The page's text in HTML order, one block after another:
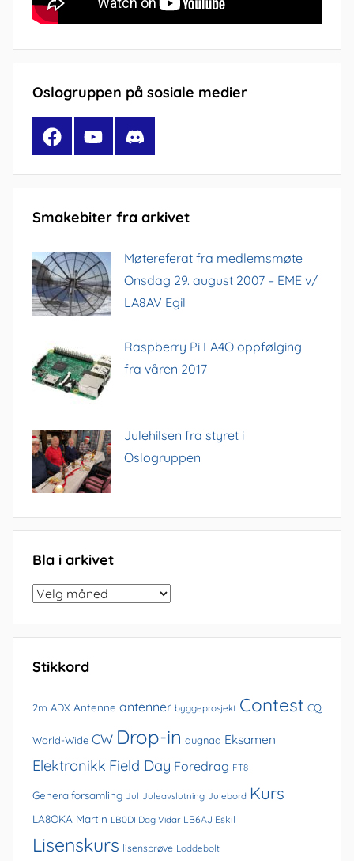
Oslogruppen på sosiale medier
FacebookYouTubeDiscord
Smakebiter fra arkivet
Møtereferat fra medlemsmøte
Onsdag 29. august 2007 – EME v/
LA8AV Egil
Raspberry Pi LA4O oppfølging
fra våren 2017
Julehilsen fra styret i
Oslogruppen
Bla i arkivet
Bla
arkivet
Stikkord
2m ADX Antenne antenner byggeprosjekt Contest CQ
World-Wide CW Drop-in dugnad Eksamen
Elektronikk Field Day Foredrag FT8
Generalforsamling Jul Juleavslutning Julebord Kurs
LA8OKA Martin LB0DI Dag Vidar LB6AJ Eskil
Lisenskurs lisensprøve Loddebolt